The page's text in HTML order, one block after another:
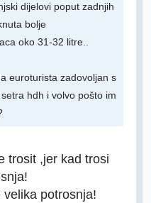
dijelovi poput zadnjih
bolje
oko 31-32 litre..
euroturista zadovoljan s
hdh i volvo pošto im
trosit ,jer kad trosi
potrosnja!